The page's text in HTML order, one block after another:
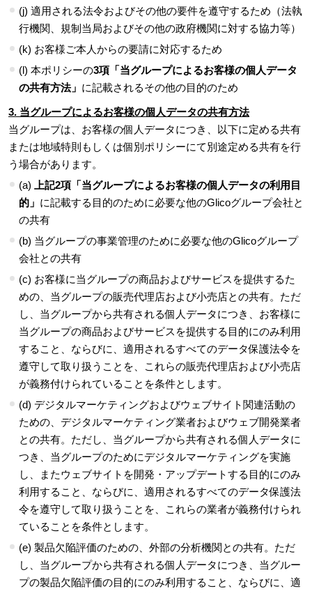
(j) 適用される法令およびその他の要件を遵守するため（法執
行機関、規制当局およびその他の政府機関に対する協力等）
(k) お客様ご本人からの要請に対応するため
(l) 本ポリシーの3項「当グループによるお客様の個人データ
の共有方法」 に記載されるその他の目的のため
3. 当グループによるお客様の個人データの共有方法
当グループは、お客様の個人データにつき、以下に定める共有
または地域特則もしくは個別ポリシーにて別途定める共有を行
う場合があります。
(a)
上記2項「当グループによるお客様の個人データの利用目
的」 に記載する目的のために必要な他のGlicoグループ会社と
の共有
(b) 当グループの事業管理のために必要な他のGlicoグループ
会社との共有
(c) お客様に当グループの商品およびサービスを提供するた
めの、当グループの販売代理店および小売店との共有。ただ
し、当グループから共有される個人データにつき、お客様に
当グループの商品およびサービスを提供する目的にのみ利用
すること、ならびに、適用されるすべてのデータ保護法令を
遵守して取り扱うことを、これらの販売代理店および小売店
が義務付けられていることを条件とします。
(d) デジタルマーケティングおよびウェブサイト関連活動の
ための、デジタルマーケティング業者およびウェブ開発業者
との共有。ただし、当グループから共有される個人データに
つき、当グループのためにデジタルマーケティングを実施
し、またウェブサイトを開発・アップデートする目的にのみ
利用すること、ならびに、適用されるすべてのデータ保護法
令を遵守して取り扱うことを、これらの業者が義務付けられ
ていることを条件とします。
(e) 製品欠陥評価のための、外部の分析機関との共有。ただ
し、当グループから共有される個人データにつき、当グルー
プの製品欠陥評価の目的にのみ利用すること、ならびに、適